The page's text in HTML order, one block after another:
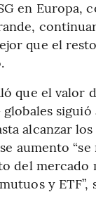
en Europa,
que el
que el valor
alcanzar
aumento
del mercado
y ETF”,